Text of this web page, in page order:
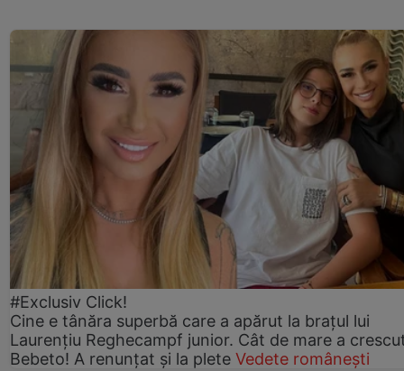
#Exclusiv Click!
Cine e tânăra superbă care a apărut la brațul lui
Laurențiu Reghecampf junior. Cât de mare a
Bebeto! A renunțat și la plete Vedete românești